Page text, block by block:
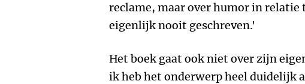
reclame, maar over humor in
eigenlijk nooit geschreven.'
Het boek gaat ook niet over zijn
ik heb het onderwerp heel duidelijk